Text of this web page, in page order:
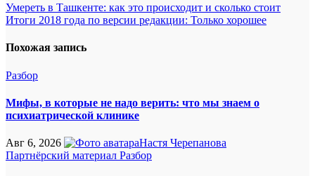
Навигация
по
записям
Умереть в Ташкенте: как это происходит и сколько стоит
Итоги 2018 года по версии редакции: Только хорошее
Похожая запись
Разбор
Мифы, в которые не надо верить: что мы знаем о
психиатрической клинике
Авг 6, 2026
Настя Черепанова
Партнёрский материал Разбор